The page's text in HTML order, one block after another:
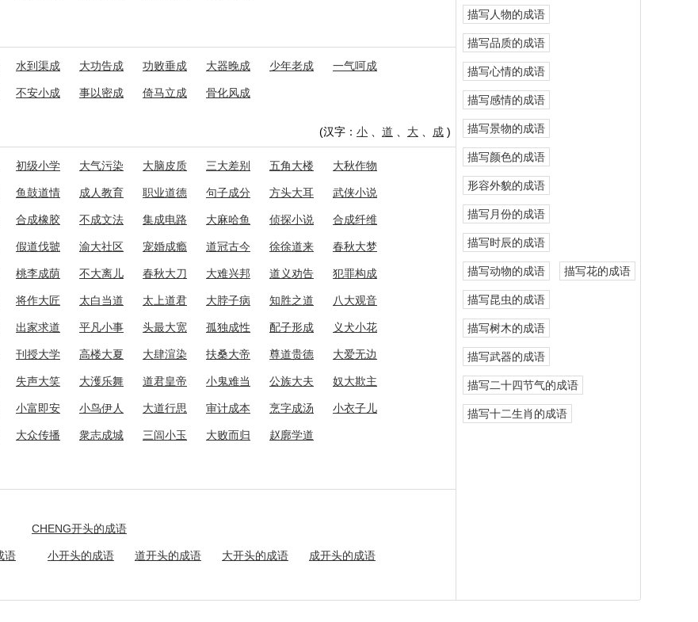
水到渠成 大功告成 功败垂成 大器晚成 少年老成 一气呵成
不安小成 事以密成 倚马立成 骨化风成
(汉字： 小 道 大 成 )
初级小学 大气污染 大脑皮质 三大差别 五角大楼 大秋作物
鱼鼓道情 成人教育 职业道德 句子成分 方头大耳 武侠小说
合成橡胶 不成文法 集成电路 大麻哈鱼 侦探小说 合成纤维
假道伐虢 渝大社区 宠婚成瘾 道冠古今 徐徐道来 春秋大梦
桃李成荫 不大离儿 春秋大刀 大难兴邦 道义劝告 犯罪构成
将作大匠 太白当道 太上道君 大脖子病 知胜之道 八大观音
出家求道 平凡小事 头最大宽 孤独成性 配子形成 义犬小花
刊授大学 高楼大夏 大肆渲染 扶桑大帝 尊道贵德 大爱无边
失声大笑 大濩乐舞 道君皇帝 小鬼难当 公族大夫 奴大欺主
小富即安 小鸟伊人 大道行思 审计成本 烹字成汤 小衣子儿
大众传播 衆志成城 三闾小玉 大败而归 赵廓学道
CHENG开头的成语
语 小开头的成语 道开头的成语 大开头的成语 成开头的成语
描写人物的成语
描写品质的成语
描写心情的成语
描写感情的成语
描写景物的成语
描写颜色的成语
形容外貌的成语
描写月份的成语
描写时辰的成语
描写动物的成语 描写花的成语
描写昆虫的成语
描写树木的成语
描写武器的成语
描写二十四节气的成语
描写十二生肖的成语